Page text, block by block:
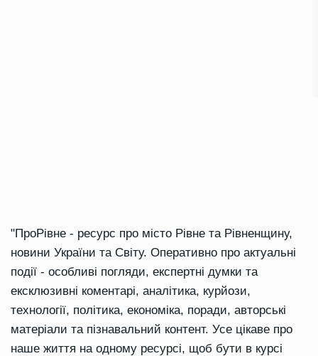
"ПроРівне - ресурс про місто Рівне та Рівненщину,
новини України та Світу. Оперативно про актуальні
події - особливі погляди, експертні думки та
ексклюзивні коментарі, аналітика, курйози,
технології, політика, економіка, поради, авторські
матеріали та пізнавальний контент. Усе цікаве про
наше життя на одному ресурсі, щоб бути в курсі